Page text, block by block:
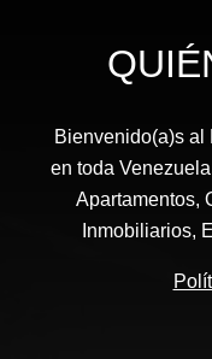
Bienvenido(a)s al
en toda
Apartamentos,
Inmobiliarios,